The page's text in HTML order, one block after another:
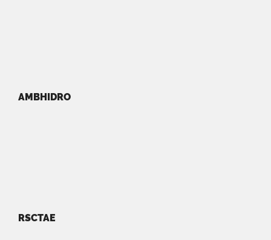
AMBHIDRO
RSCTAE